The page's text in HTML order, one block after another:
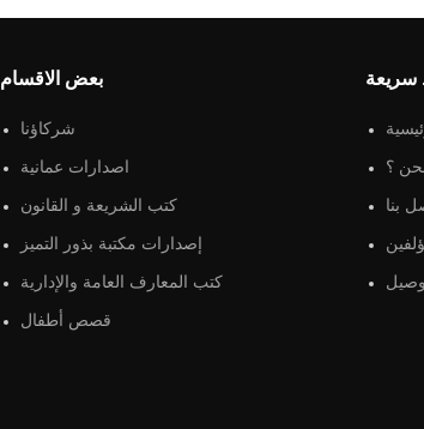
بعض الاقسام
شركاؤنا
اصدارات عمانية
كتب الشريعة و القانون
إصدارات مكتبة بذور التميز
كتب المعارف العامة والإدارية
قصص أطفال
سريعة
؟
بنا